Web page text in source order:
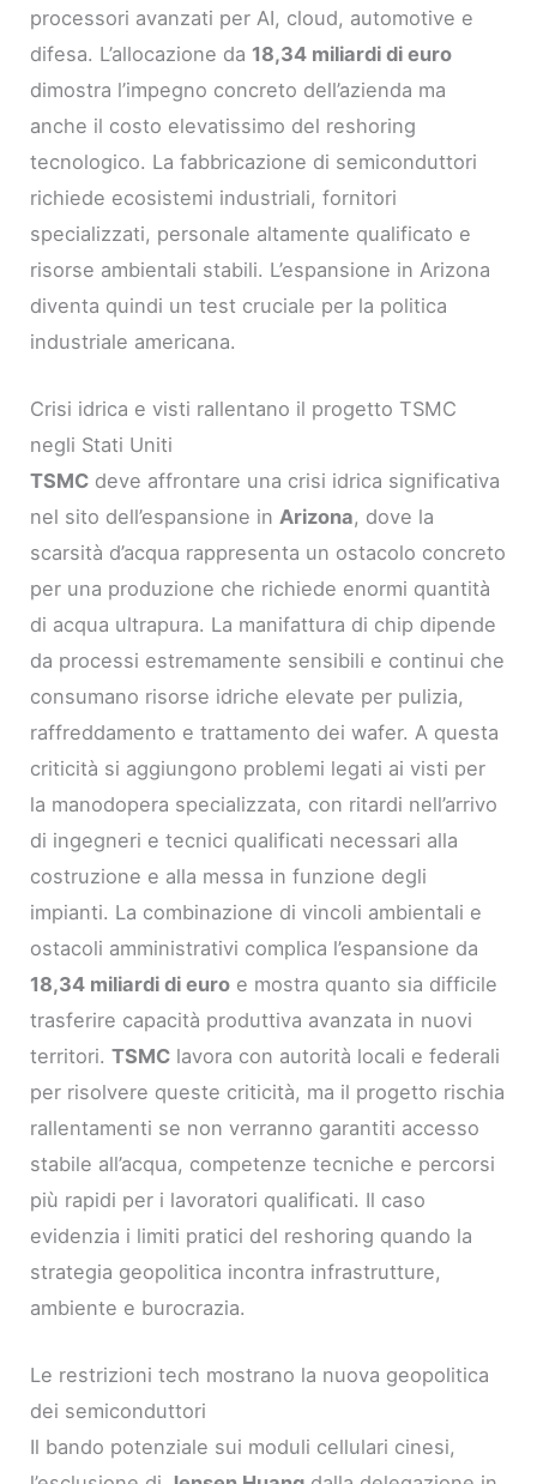
processori avanzati per AI, cloud, automotive e
difesa. L’allocazione da 18,34 miliardi di euro
dimostra l’impegno concreto dell’azienda ma
anche il costo elevatissimo del reshoring
tecnologico. La fabbricazione di semiconduttori
richiede ecosistemi industriali, fornitori
specializzati, personale altamente qualificato e
risorse ambientali stabili. L’espansione in Arizona
diventa quindi un test cruciale per la politica
industriale americana.
Crisi idrica e visti rallentano il progetto TSMC
negli Stati Uniti
TSMC deve affrontare una crisi idrica significativa
nel sito dell’espansione inArizona, dove la
scarsità d’acqua rappresenta un ostacolo concreto
per una produzione che richiede enormi quantità
di acqua ultrapura. La manifattura di chip dipende
da processi estremamente sensibili e continui che
consumano risorse idriche elevate per pulizia,
raffreddamento e trattamento dei wafer. A questa
criticità si aggiungono problemi legati ai visti per
la manodopera specializzata, con ritardi nell’arrivo
di ingegneri e tecnici qualificati necessari alla
costruzione e alla messa in funzione degli
impianti. La combinazione di vincoli ambientali e
ostacoli amministrativi complica l’espansione da
18,34 miliardi di euro e mostra quanto sia difficile
trasferire capacità produttiva avanzata in nuovi
territori.TSMC lavora con autorità locali e federali
per risolvere queste criticità, ma il progetto rischia
rallentamenti se non verranno garantiti accesso
stabile all’acqua, competenze tecniche e percorsi
più rapidi per i lavoratori qualificati. Il caso
evidenzia i limiti pratici del reshoring quando la
strategia geopolitica incontra infrastrutture,
ambiente e burocrazia.
Le restrizioni tech mostrano la nuova geopolitica
dei semiconduttori
Il bando potenziale sui moduli cellulari cinesi,